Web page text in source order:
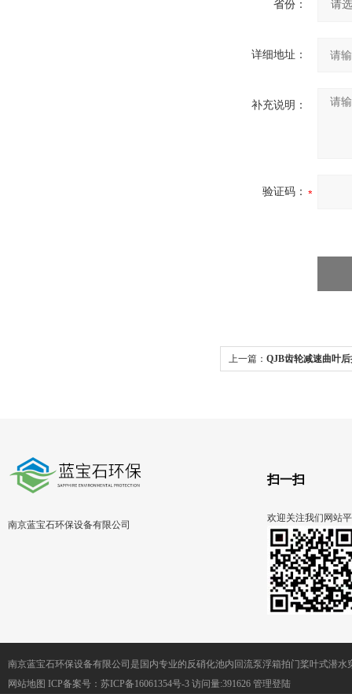
省份：
详细地址：
补充说明：
验证码：
上一篇： QJB齿轮减速曲叶
南京蓝宝石环保设备有限公司
扫一扫
欢迎关注我们网站
南京蓝宝石环保设备有限公司是国内专业的反硝化池内回流泵浮箱拍门桨叶式潜
网站地图 ICP备案号： 苏ICP备16061354号-3 访问量:391626 管理登陆